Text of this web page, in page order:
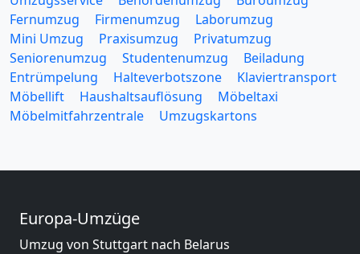
Fernumzug
Firmenumzug
Laborumzug
Mini Umzug
Praxisumzug
Privatumzug
Seniorenumzug
Studentenumzug
Beiladung
Entrümpelung
Halteverbotszone
Klaviertransport
Möbellift
Haushaltsauflösung
Möbeltaxi
Möbelmitfahrzentrale
Umzugskartons
Europa-Umzüge
Umzug von Stuttgart nach Belarus